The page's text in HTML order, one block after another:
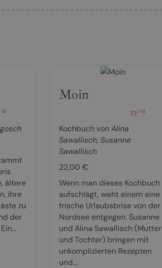
10
ältere
ihre
zu
der
Moin
7,7/ 10
Kochbuch von Alina
Sawallisch, Susanne
Sawallisch
22,00 €
Wenn man dieses Kochbuch
aufschlägt, weht einem eine
frische Urlaubsbrise von der
Nordsee entgegen. Susanne
und Alina Sawallisch (Mutter
und Tochter) bringen mit
unkomplizierten Rezepten
und...